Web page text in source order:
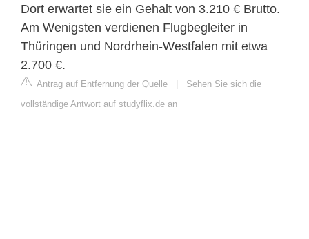
Dort erwartet sie ein Gehalt von 3.210 € Brutto.
Am Wenigsten verdienen Flugbegleiter in
Thüringen und Nordrhein-Westfalen mit etwa
2.700 €.
Antrag auf Entfernung der Quelle | Sehen Sie sich die
vollständige Antwort auf studyflix.de an